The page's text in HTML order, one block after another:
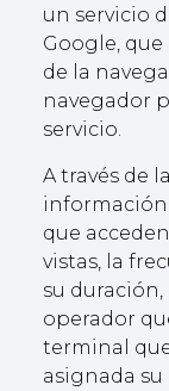
un servicio
Google,
de la
navegador
servicio.
A través de
información
que
vistas, la
su duración,
operador
terminal
asignada